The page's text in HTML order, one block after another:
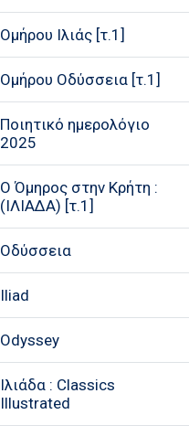
Ομήρου Ιλιάς [τ.1]
Ομήρου Οδύσσεια [τ.1]
Ποιητικό ημερολόγιο
2025
Ο Όμηρος στην Κρήτη :
(ΙΛΙΑΔΑ) [τ.1]
Οδύσσεια
Iliad
Odyssey
Ιλιάδα : Classics
Illustrated